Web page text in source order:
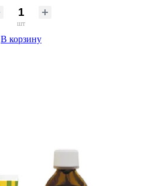
шт
В корзину